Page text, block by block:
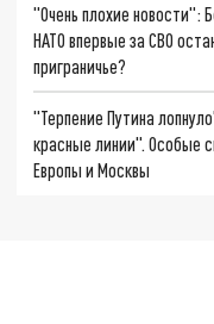
"Очень плохие новости":
НАТО впервые за СВО
приграничье?
"Терпение Путина
красные линии". Особые
Европы и Москвы